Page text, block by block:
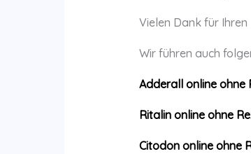
Vielen Dank für Ihren
Wir führen auch
Adderall online ohne
Ritalin online ohne
Citodon online ohne